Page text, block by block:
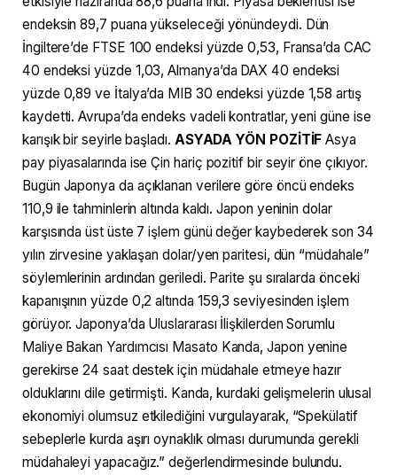
endeksin 89,7 puana yükseleceği yönündeydi. Dün
İngiltere’de FTSE 100 endeksi yüzde 0,53, Fransa’da CAC
40 endeksi yüzde 1,03, Almanya’da DAX 40 endeksi
yüzde 0,89 ve İtalya’da MIB 30 endeksi yüzde 1,58 artış
kaydetti. Avrupa’da endeks vadeli kontratlar, yeni güne ise
karışık bir seyirle başladı. ASYADA YÖN POZİTİF Asya
pay piyasalarında ise Çin hariç pozitif bir seyir öne çıkıyor.
Bugün Japonya da açıklanan verilere göre öncü endeks
110,9 ile tahminlerin altında kaldı. Japon yeninin dolar
karşısında üst üste 7 işlem günü değer kaybederek son 34
yılın zirvesine yaklaşan dolar/yen paritesi, dün “müdahale”
söylemlerinin ardından geriledi. Parite şu sıralarda önceki
kapanışının yüzde 0,2 altında 159,3 seviyesinden işlem
görüyor. Japonya’da Uluslararası İlişkilerden Sorumlu
Maliye Bakan Yardımcısı Masato Kanda, Japon yenine
gerekirse 24 saat destek için müdahale etmeye hazır
olduklarını dile getirmişti. Kanda, kurdaki gelişmelerin ulusal
ekonomiyi olumsuz etkilediğini vurgulayarak, “Spekülatif
sebeplerle kurda aşırı oynaklık olması durumunda gerekli
müdahaleyi yapacağız.” değerlendirmesinde bulundu.